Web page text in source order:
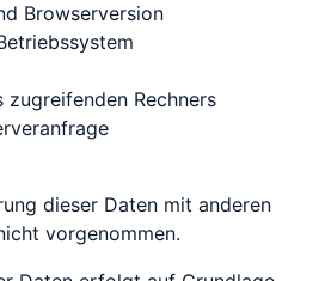
Browserversion
zugreifenden Rechners
dieser Daten mit anderen
vorgenommen.